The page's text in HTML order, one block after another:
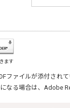
ます
ファイルが添付されて
なる場合は、 Adobe